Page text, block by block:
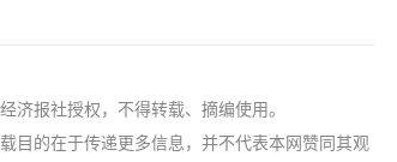
济报社授权，不得转载、摘编使用。
目的在于传递更多信息，并不代表本网赞同其观